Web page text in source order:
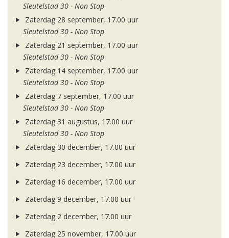
Sleutelstad 30 - Non Stop
Zaterdag 28 september, 17.00 uur
Sleutelstad 30 - Non Stop
Zaterdag 21 september, 17.00 uur
Sleutelstad 30 - Non Stop
Zaterdag 14 september, 17.00 uur
Sleutelstad 30 - Non Stop
Zaterdag 7 september, 17.00 uur
Sleutelstad 30 - Non Stop
Zaterdag 31 augustus, 17.00 uur
Sleutelstad 30 - Non Stop
Zaterdag 30 december, 17.00 uur
Zaterdag 23 december, 17.00 uur
Zaterdag 16 december, 17.00 uur
Zaterdag 9 december, 17.00 uur
Zaterdag 2 december, 17.00 uur
Zaterdag 25 november, 17.00 uur